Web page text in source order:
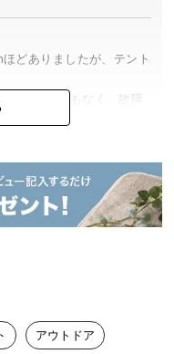
どありましたが、テント
されることもなく、故障
2024/04/19
るタイプのため、自分
れる可能性あり。
アウトドア